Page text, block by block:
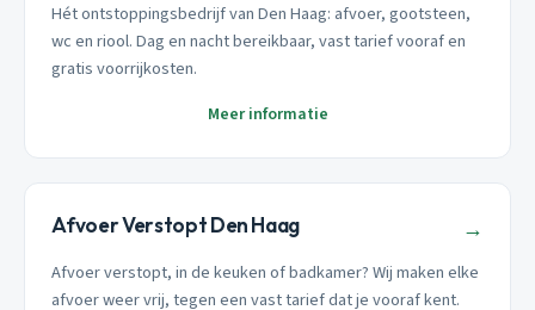
Hét ontstoppingsbedrijf van Den Haag: afvoer, gootsteen,
wc en riool. Dag en nacht bereikbaar, vast tarief vooraf en
gratis voorrijkosten.
Meer informatie
Afvoer Verstopt Den Haag →
Afvoer verstopt, in de keuken of badkamer? Wij maken elke
afvoer weer vrij, tegen een vast tarief dat je vooraf kent.